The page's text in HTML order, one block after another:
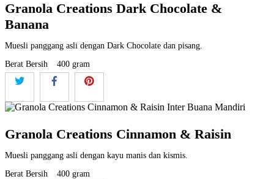
Granola Creations Dark Chocolate &
Banana
Muesli panggang asli dengan Dark Chocolate dan pisang.
Berat Bersih
400 gram
Granola Creations Cinnamon & Raisin
Muesli panggang asli dengan kayu manis dan kismis.
Berat Bersih
400 gram